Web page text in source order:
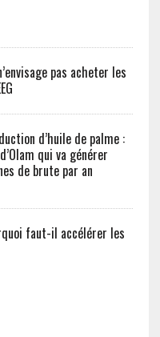
pas acheter les
d’huile de palme :
qui va générer
de brute par an
faut-il accélérer les